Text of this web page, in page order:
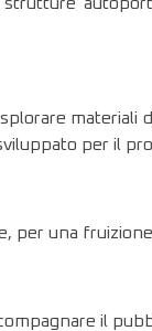
materiali
per il
per una
il